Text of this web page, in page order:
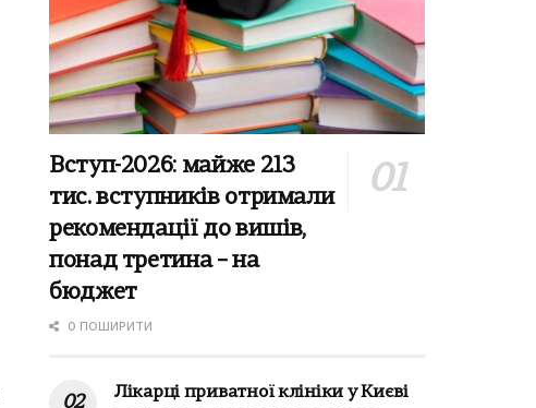
Вступ-2026: майже 213
тис. вступників отримали
рекомендації до вишів,
понад третина – на
бюджет
0 ПОШИРИТИ
Лікарці приватної клініки у Києві